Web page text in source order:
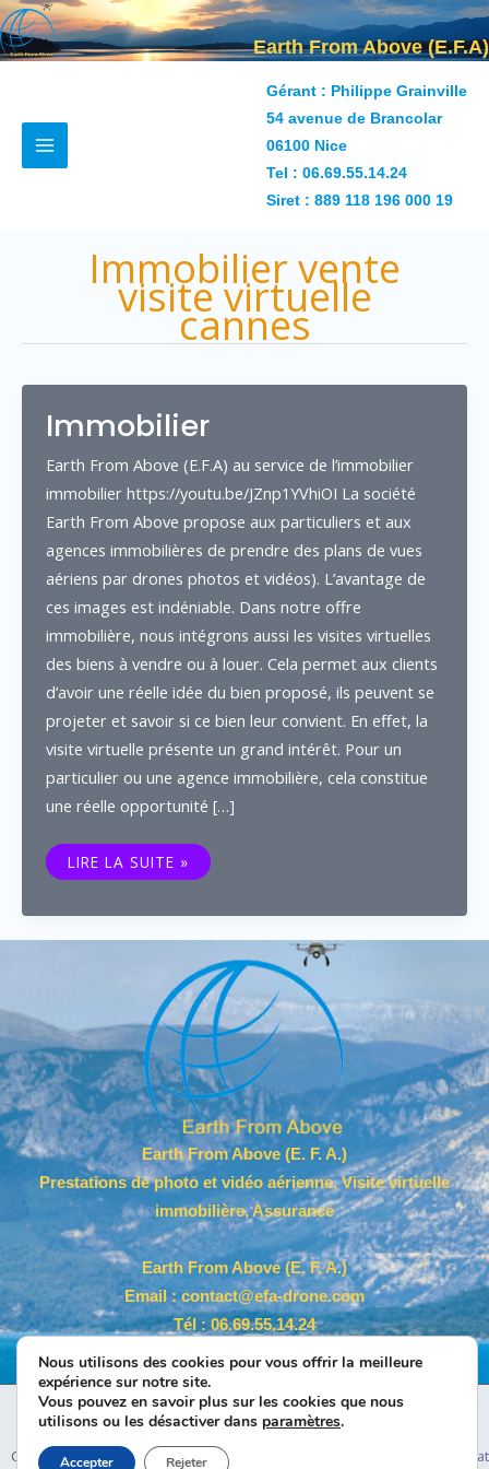
Aller
au
Earth From Above (E.F.A)
Gérant : Philippe Grainville
54 avenue de Brancolar
06100 Nice
Tel : 06.69.55.14.24
Siret : 889 118 196 000 19
Immobilier vente
visite virtuelle
cannes
Immobilier
Earth From Above (E.F.A) au service de l’immobilier
immobilier https://youtu.be/JZnp1YVhiOI La société
Earth From Above propose aux particuliers et aux
agences immobilières de prendre des plans de vues
aériens par drones photos et vidéos). L’avantage de
ces images est indéniable. Dans notre offre
immobilière, nous intégrons aussi les visites virtuelles
des biens à vendre ou à louer. Cela permet aux clients
d’avoir une réelle idée du bien proposé, ils peuvent se
projeter et savoir si ce bien leur convient. En effet, la
visite virtuelle présente un grand intérêt. Pour un
particulier ou une agence immobilière, cela constitue
une réelle opportunité […]
IMMOBILIER
LIRE LA SUITE »
Earth From Above (E. F. A.)
Prestations de photo et vidéo aérienne, Visite virtuelle
immobilière, Assurance
Earth From Above (E. F. A.)
Email :contact@efa-drone.com
Tél : 06.69.55.14.24
Siret : 889 118 196 000 19
Accueil Politique de confidentialité Mentions légales
Politique de cookies (EU) Contact
Copyright © 2026 Earth From Above (E. F. A.) | Création site vitrine La Ciotat
Nous utilisons des cookies pour vous offrir la meilleure
expérience sur notre site.
Vous pouvez en savoir plus sur les cookies que nous
utilisons ou les désactiver dans paramètres.
Accepter Rejeter